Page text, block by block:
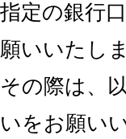
指定の銀行
願いいたしま
その際は、
いをお願い